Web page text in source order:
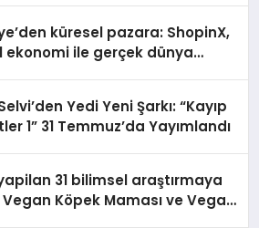
küresel pazara: ShopinX,
ekonomi ile gerçek dünya
Yedi Yeni Şarkı: “Kayıp
1” 31 Temmuz’da Yayımlandı
31 bilimsel araştırmaya
Köpek Maması ve Vegan